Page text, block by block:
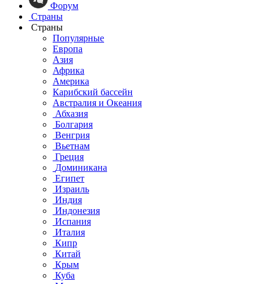
Форум
Страны
Страны
Популярные
Европа
Азия
Африка
Америка
Карибский бассейн
Австралия и Океания
Абхазия
Болгария
Венгрия
Вьетнам
Греция
Доминикана
Египет
Израиль
Индия
Индонезия
Испания
Италия
Кипр
Китай
Крым
Куба